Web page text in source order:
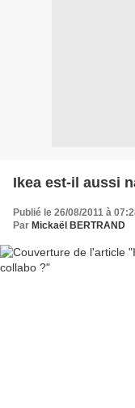
Ikea est-il aussi
Publié le 26/08/2011 à
Par Mickaël BERTRAND